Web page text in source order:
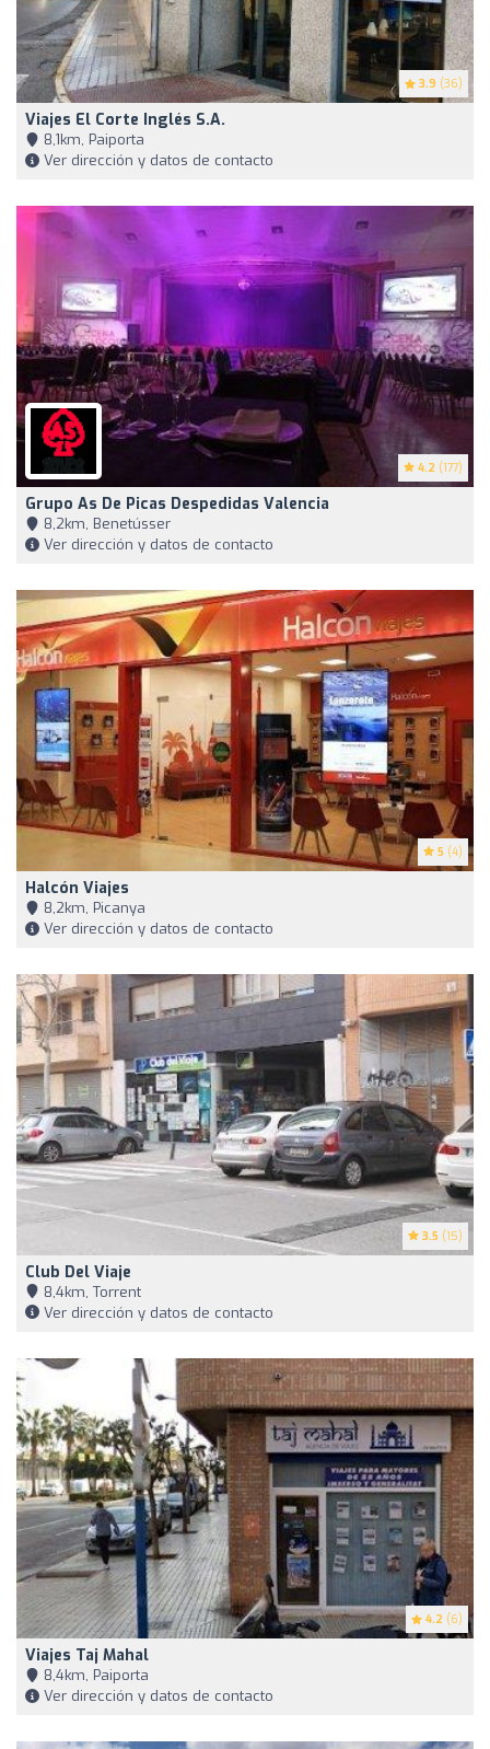
3.9 (36)
Viajes El Corte Inglés S.A.
8,1km, Paiporta
Ver dirección y datos de contacto
4.2 (177)
Grupo As De Picas Despedidas Valencia
8,2km, Benetússer
Ver dirección y datos de contacto
5 (4)
Halcón Viajes
8,2km, Picanya
Ver dirección y datos de contacto
3.5 (15)
Club Del Viaje
8,4km, Torrent
Ver dirección y datos de contacto
4.2 (6)
Viajes Taj Mahal
8,4km, Paiporta
Ver dirección y datos de contacto